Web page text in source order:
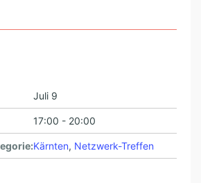
Juli 9
17:00 - 20:00
Kärnten, Netzwerk-Treffen